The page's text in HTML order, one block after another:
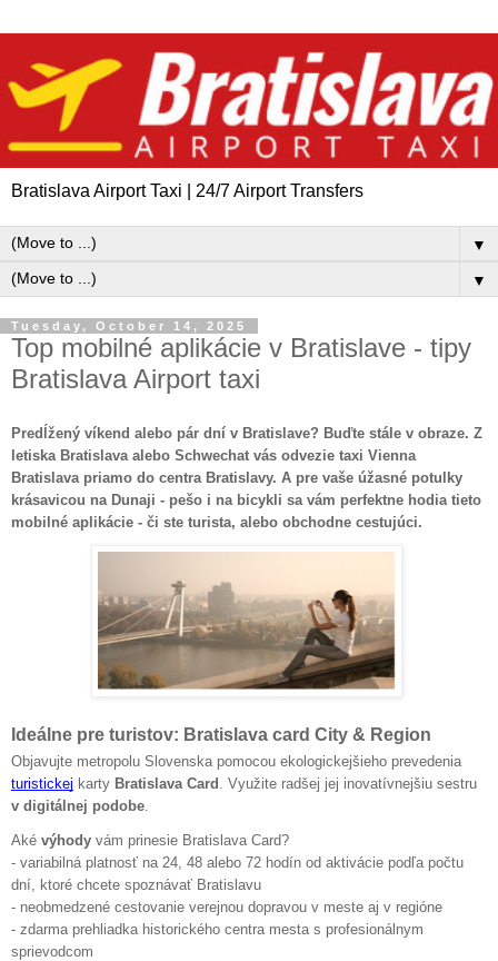
Bratislava Airport Taxi | 24/7 Airport Transfers
▼
▼
Tuesday, October 14, 2025
Top mobilné aplikácie v Bratislave - tipy
Bratislava Airport taxi
Predĺžený víkend alebo pár dní v Bratislave? Buďte stále v obraze. Z
letiska Bratislava alebo Schwechat vás odvezie taxi Vienna
Bratislava priamo do centra Bratislavy. A pre vaše úžasné potulky
krásavicou na Dunaji - pešo i na bicykli sa vám perfektne hodia tieto
mobilné aplikácie - či ste turista, alebo obchodne cestujúci.
Ideálne pre turistov: Bratislava card City & Region
Objavujte metropolu Slovenska pomocou ekologickejšieho prevedenia
turistickej karty Bratislava Card
. Využite radšej jej inovatívnejšiu sestru
v digitálnej podobe
Aké výhody vám prinesie Bratislava Card?
- variabilná platnosť na 24, 48 alebo 72 hodín od aktivácie podľa počtu
dní, ktoré chcete spoznávať Bratislavu
- neobmedzené cestovanie verejnou dopravou v meste aj v regióne
- zdarma prehliadka historického centra mesta s profesionálnym
sprievodcom